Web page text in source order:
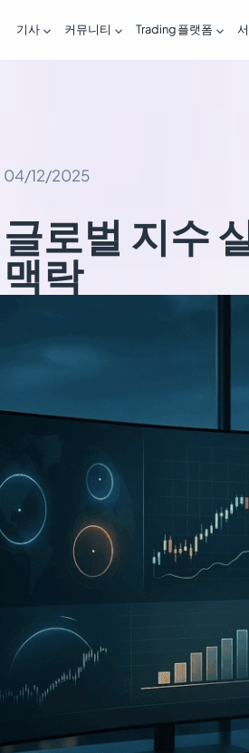
기사 커뮤니티  Trading 플랫폼 
04/12/2025
글로벌 지수
맥락